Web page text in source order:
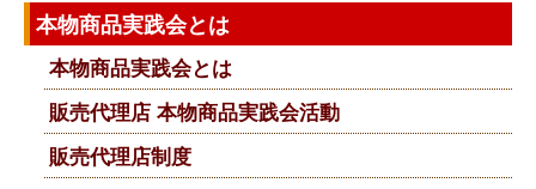
本物商品実践会とは
本物商品実践会とは
販売代理店 本物商品実践会活動
販売代理店制度